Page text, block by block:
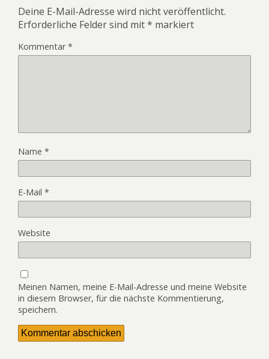
Deine E-Mail-Adresse wird nicht veröffentlicht.
Erforderliche Felder sind mit* markiert
Kommentar*
Name *
E-Mail *
Website
Meinen Namen, meine E-Mail-Adresse und meine Website
in diesem Browser, für die nächste Kommentierung,
speichern.